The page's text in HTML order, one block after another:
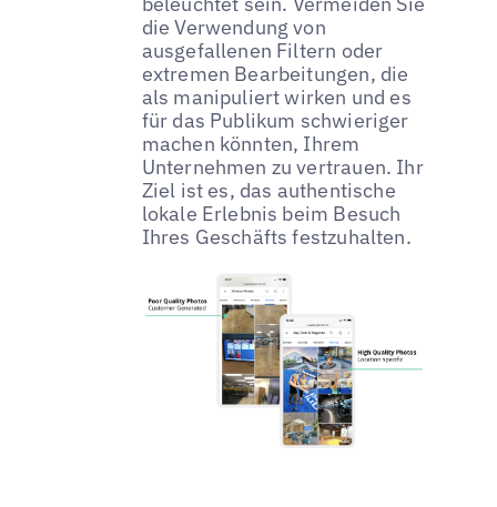
die Verwendung von
ausgefallenen Filtern oder
extremen Bearbeitungen, die
als manipuliert wirken und es
für das Publikum schwieriger
machen könnten, Ihrem
Unternehmen zu vertrauen. Ihr
Ziel ist es, das authentische
lokale Erlebnis beim Besuch
Ihres Geschäfts festzuhalten.